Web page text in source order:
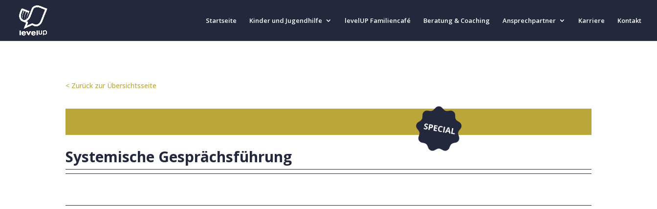
Startseite Kinder und Jugendhilfe levelUP Familiencafé Beratung & Coaching Ansprechpartner Karriere Kontakt
< Zurück zur Übersichtsseite
Systemische Gesprächsführung